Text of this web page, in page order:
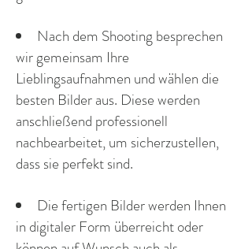
Nach dem Shooting besprechen
wir gemeinsam Ihre
Lieblingsaufnahmen und wählen die
besten Bilder aus. Diese werden
anschließend professionell
nachbearbeitet, um sicherzustellen,
dass sie perfekt sind.
Die fertigen Bilder werden Ihnen
in digitaler Form überreicht oder